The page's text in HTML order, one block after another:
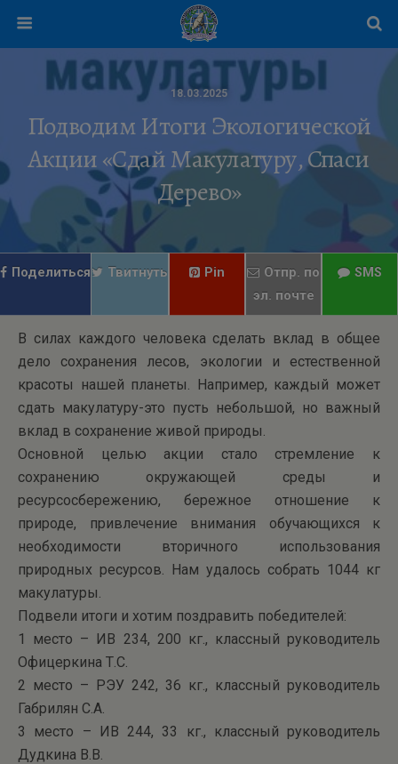
18.03.2025
Подводим Итоги Экологической
Акции «Сдай Макулатуру, Спаси
Дерево»
Поделиться Твитнуть Pin
Отпр. по
эл. почте
SMS
В силах каждого человека сделать вклад в общее
дело сохранения лесов, экологии и естественной
красоты нашей планеты. Например, каждый может
сдать макулатуру-это пусть небольшой, но важный
вклад в сохранение живой природы.
Основной целью акции стало стремление к
сохранению окружающей среды и
ресурсосбережению, бережное отношение к
природе, привлечение внимания обучающихся к
необходимости вторичного использования
природных ресурсов. Нам удалось собрать 1044 кг
макулатуры.
Подвели итоги и хотим поздравить победителей:
1 место – ИВ 234, 200 кг., классный руководитель
Офицеркина Т.С.
2 место – РЭУ 242, 36 кг., классный руководитель
Габрилян С.А.
3 место – ИВ 244, 33 кг., классный руководитель
Дудкина В.В.